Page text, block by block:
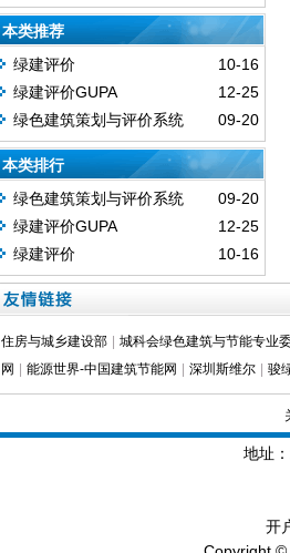
GUPA
本类推荐
10-16
绿建评价
12-25
绿建评价GUPA
09-20
绿色建筑策划与评价系统
GUPA
本类排行
09-20
绿色建筑策划与评价系统
GUPA
12-25
绿建评价GUPA
10-16
绿建评价
住房与城乡建设部 城科会绿色建筑与节能专业
网
能源世界-中国建筑节能网 深圳斯维尔 骏
地址
开